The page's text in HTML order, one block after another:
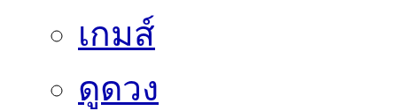
เกมส์
ดูดวง